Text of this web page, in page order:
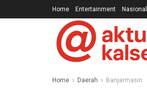
Home Entertainment Nasional
Home Daerah Banjarmasin